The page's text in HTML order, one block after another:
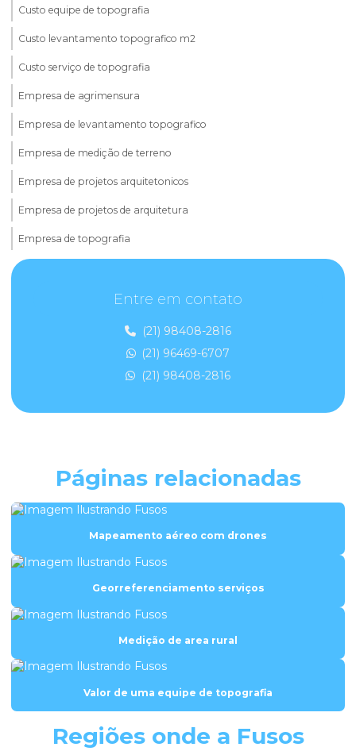
Custo equipe de topografia
Custo levantamento topografico m2
Custo serviço de topografia
Empresa de agrimensura
Empresa de levantamento topografico
Empresa de medição de terreno
Empresa de projetos arquitetonicos
Empresa de projetos de arquitetura
Empresa de topografia
Empresa de topografia e georreferenciamento
Empresas de georreferenciamento de imóveis rurais
Empresas de topografia rio de janeiro
Escritorio de topografia
Georreferenciamento incra drone
Georreferenciamento serviços
Georreferenciamento topografia
Georreferenciamento urbano com drone
Georreferenciamento urbano e rural
Levantamento de area
Levantamento de área construída
Levantamento arquitetônico
Entre em contato
(21) 98408-2816
(21) 96469-6707
(21) 98408-2816
Páginas relacionadas
Mapeamento aéreo com drones
Georreferenciamento serviços
Medição de area rural
Valor de uma equipe de topografia
Regiões onde a Fusos